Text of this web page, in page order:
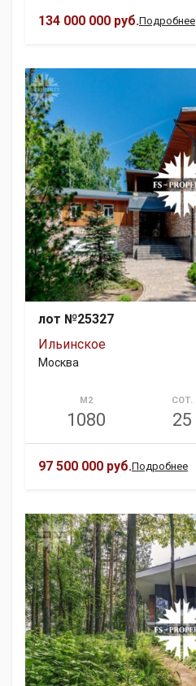
134 000 000 руб.Подробнее
лот №25327
Ильинское
Москва
М2
1080
СОТ.
25
97 500 000 руб.Подробнее